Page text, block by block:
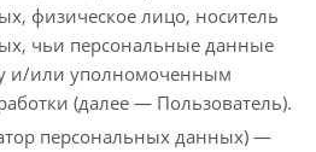
физическое лицо, носитель
чьи персональные данные
и/или уполномоченным
(далее — Пользователь).
персональных данных) —